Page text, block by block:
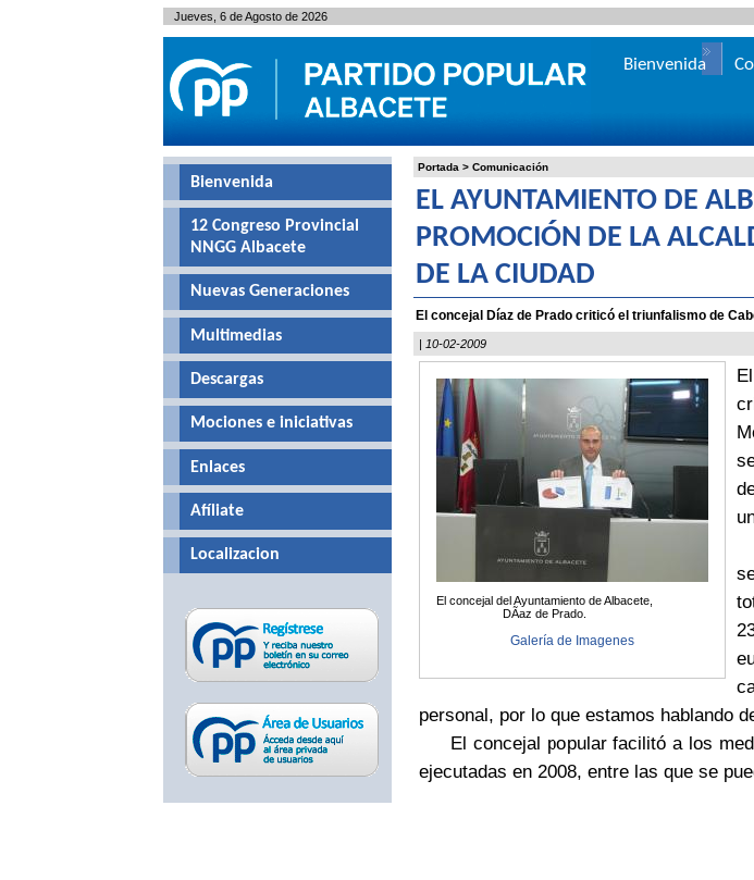
Portada > Comunicación
EL AYUNTAMIENTO DE
PROMOCIÓN DE LA
DE LA CIUDAD
El concejal Díaz de Prado criticó el triunfalismo de
| 10-02-2009
El concejal del Ayuntamiento de Albacete,
DÃ­az de Prado.
Galería de Imagenes
personal, por lo que estamos hablando
El concejal popular facilitó a los
ejecutadas en 2008, entre las que se
Bienvenida
12 Congreso Provincial
NNGG Albacete
Nuevas Generaciones
Multimedias
Descargas
Mociones e iniciativas
Enlaces
Afíliate
Localizacion
Jueves, 6 de Agosto de 2026
Bienvenida